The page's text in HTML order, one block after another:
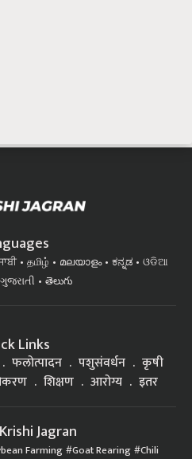
தமிழ் മലയാളം ಕನ್ನಡ
ଓଡିଆ
ગુજરાતી తెలుగు
Links
फलोत्पादन पशुसंवर्धन
कृषी
शिक्षण आरोग्य इतर
Jagran
Farming Goat Rearing Chili